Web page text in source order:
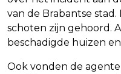
van de Brabantse
schoten zijn gehoord.
beschadigde huizen
Ook vonden de